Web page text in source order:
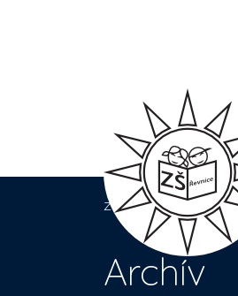
Základní škola Řevnice
Archív